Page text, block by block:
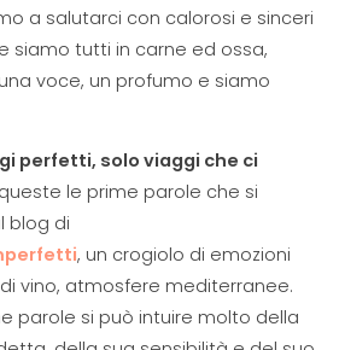
a salutarci con calorosi e sinceri
siamo tutti in carne ed ossa,
voce, un profumo e siamo
perfetti, solo viaggi che ci
le prime parole che si
blog di
, un crogiolo di emozioni
vino, atmosfere mediterranee.
parole si può intuire molto della